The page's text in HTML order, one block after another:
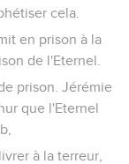
cela.
en prison à la
de l'Eternel.
prison. Jérémie
que l'Eternel
à la terreur,